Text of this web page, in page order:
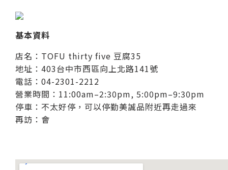
基本資料
店名：TOFU thirty five 豆腐35
地址：403台中市西區向上北路141號
電話：04-2301-2212
營業時間：11:00am–2:30pm, 5:00pm–9:30pm
停車：不太好停，可以停勤美誠品附近再走過來
再訪：會